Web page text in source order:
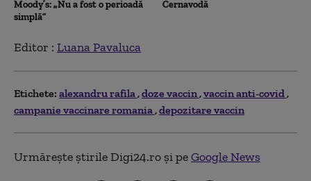
Moody’s: „Nu a fost o perioadă
simplă”
Cernavodă
Editor : Luana Pavaluca
Etichete: alexandru rafila doze vaccin vaccin anti-covid
campanie vaccinare romania depozitare vaccin
Urmărește știrile Digi24.ro și peGoogle News